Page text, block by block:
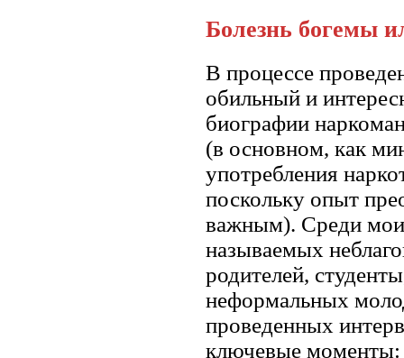
Болезнь богемы
В процессе
обильный и
биографии
(в основном, как
употребления
поскольку опыт
важным). Среди
называемых
родителей,
неформальных
проведенных
ключевые моменты: